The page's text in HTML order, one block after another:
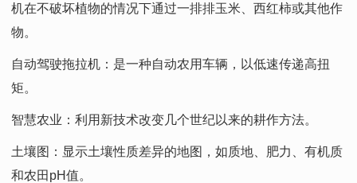
机在不破坏植物的情况下通过一排排玉米、西红柿或其他作
物。
自动驾驶拖拉机：是一种自动农用车辆，以低速传递高扭
矩。
智慧农业：利用新技术改变几个世纪以来的耕作方法。
土壤图：显示土壤性质差异的地图，如质地、肥力、有机质
和农田pH值。